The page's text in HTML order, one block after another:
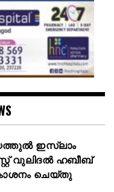
ഇസ്ലാം
വുലിദൽ ഹബീബ്
ചെയ്തു